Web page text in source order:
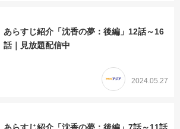
あらすじ紹介「沈香の夢：後編」12話～16
話｜見放題配信中
2024.05.27